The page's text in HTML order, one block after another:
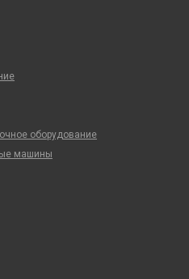
оборудование
машины